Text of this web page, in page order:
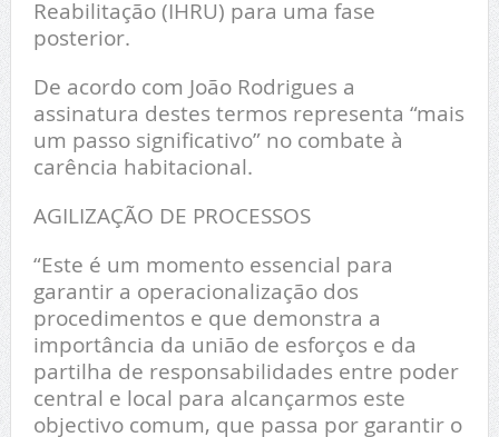
Reabilitação (IHRU) para uma fase
posterior.
De acordo com João Rodrigues a
assinatura destes termos representa “mais
um passo significativo” no combate à
carência habitacional.
AGILIZAÇÃO DE PROCESSOS
“Este é um momento essencial para
garantir a operacionalização dos
procedimentos e que demonstra a
importância da união de esforços e da
partilha de responsabilidades entre poder
central e local para alcançarmos este
objectivo comum, que passa por garantir o